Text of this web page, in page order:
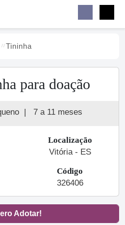
Tininha
para doação
| 7 a 11 meses
Localização
Vitória - ES
Código
326406
Adotar!